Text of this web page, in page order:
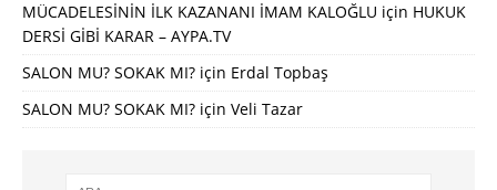
MÜCADELESİNİN İLK KAZANANI İMAM KALOĞLU için HUKUK
DERSİ GİBİ KARAR – AYPA.TV
SALON MU? SOKAK MI? için Erdal Topbaş
SALON MU? SOKAK MI? için Veli Tazar